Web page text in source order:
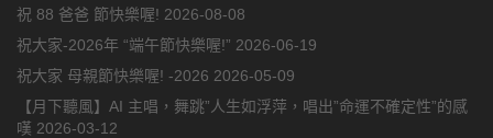
祝 88 爸爸 節快樂喔! 2026-08-08
祝大家-2026年 “端午節快樂喔!” 2026-06-19
祝大家 母親節快樂喔! -2026 2026-05-09
【月下聽風】AI 主唱，舞跳”人生如浮萍，唱出”命運不確定性”的感
嘆 2026-03-12